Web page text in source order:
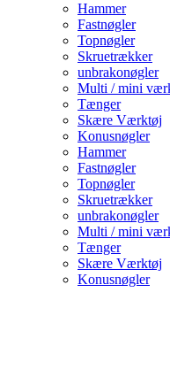
Hammer
Fastnøgler
Topnøgler
Skruetrækker
unbrakonøgler
Multi / mini
Tænger
Skære Værktøj
Konusnøgler
Hammer
Fastnøgler
Topnøgler
Skruetrækker
unbrakonøgler
Multi / mini
Tænger
Skære Værktøj
Konusnøgler